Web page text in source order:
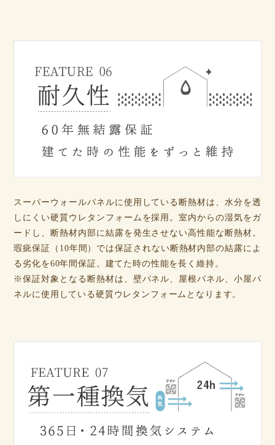
スーパーウォールパネルに使用している断熱材は、水分を透
しにくい硬質ウレタンフォームを採用。室内からの湿気をガ
ードし、断熱材内部に結露を発生させない高性能な断熱材。
瑕疵保証（10年間）では保証されない断熱材内部の結露によ
る劣化を60年間保証。建てた時の性能を長く維持。
※保証対象となる断熱材は、壁パネル、屋根パネル、小屋パ
ネルに使用している硬質ウレタンフォームとなります。